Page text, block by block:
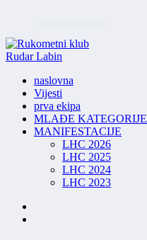
naslovna
Vijesti
prva ekipa
MLAĐE KATEGORIJE
MANIFESTACIJE
LHC 2026
LHC 2025
LHC 2024
LHC 2023